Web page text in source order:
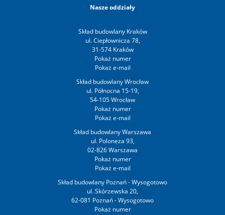
Nasze oddziały
Skład budowlany Kraków
ul. Ciepłownicza 78,
31-574 Kraków
Skład budowlany Wrocław
ul. Północna 15-19,
54-105 Wrocław
Skład budowlany Warszawa
ul. Poloneza 93,
02-826 Warszawa
Skład budowlany Poznań - Wysogotowo
ul. Skórzewska 20,
62-081 Poznań - Wysogotowo